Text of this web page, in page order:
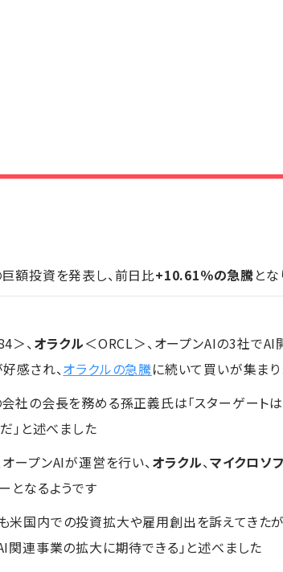
額投資を発表し、前日比+10.61％の急騰と
＞、オラクル＜ORCL＞、オープンAIの3社でAI
感され、オラクルの急騰に続いて買いが集ま
会社の会長を務める孫正義氏は「スターゲー
」と述べました
ープンAIが運営を行い、オラクル、マイクロソ
となるようです
米国内での投資拡大や雇用創出を訴えてきた
関連事業の拡大に期待できる」と述べました